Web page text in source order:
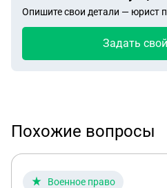
Опишите свои детали — юрист
Задать
Похожие вопросы
Военное право